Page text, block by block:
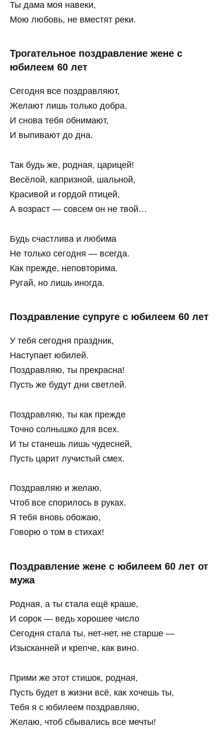
Ты дама моя навеки,
Мою любовь, не вместят реки.
Трогательное поздравление жене с
юбилеем 60 лет
Сегодня все поздравляют,
Желают лишь только добра.
И снова тебя обнимают,
И выпивают до дна.
Так будь же, родная, царицей!
Весёлой, капризной, шальной,
Красивой и гордой птицей,
А возраст — совсем он не твой…
Будь счастлива и любима
Не только сегодня — всегда.
Как прежде, неповторима.
Ругай, но лишь иногда.
Поздравление супруге с юбилеем 60 лет
У тебя сегодня праздник,
Наступает юбилей.
Поздравляю, ты прекрасна!
Пусть же будут дни светлей.
Поздравляю, ты как прежде
Точно солнышко для всех.
И ты станешь лишь чудесней,
Пусть царит лучистый смех.
Поздравляю и желаю,
Чтоб все спорилось в руках.
Я тебя вновь обожаю,
Говорю о том в стихах!
Поздравление жене с юбилеем 60 лет от
мужа
Родная, а ты стала ещё краше,
И сорок — ведь хорошее число
Сегодня стала ты, нет-нет, не старше —
Изысканней и крепче, как вино.
Прими же этот стишок, родная,
Пусть будет в жизни всё, как хочешь ты,
Тебя я с юбилеем поздравляю,
Желаю, чтоб сбывались все мечты!